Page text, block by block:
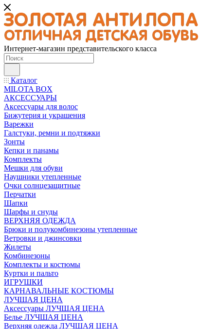
Интернет-магазин представительского класса
Каталог
MILOTA BOX
АКСЕССУАРЫ
Аксессуары для волос
Бижутерия и украшения
Варежки
Галстуки, ремни и подтяжки
Зонты
Кепки и панамы
Комплекты
Мешки для обуви
Наушники утепленные
Очки солнцезащитные
Перчатки
Шапки
Шарфы и снуды
ВЕРХНЯЯ ОДЕЖДА
Брюки и полукомбинезоны утепленные
Ветровки и джинсовки
Жилеты
Комбинезоны
Комплекты и костюмы
Куртки и пальто
ИГРУШКИ
КАРНАВАЛЬНЫЕ КОСТЮМЫ
ЛУЧШАЯ ЦЕНА
Аксессуары ЛУЧШАЯ ЦЕНА
Белье ЛУЧШАЯ ЦЕНА
Верхняя одежда ЛУЧШАЯ ЦЕНА